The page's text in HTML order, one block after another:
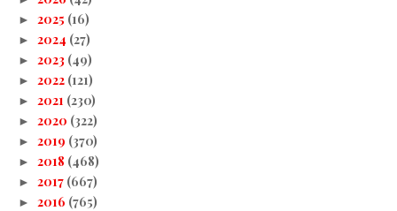
► 2025 (16)
► 2024 (27)
► 2023 (49)
► 2022 (121)
► 2021 (230)
► 2020 (322)
► 2019 (370)
► 2018 (468)
► 2017 (667)
► 2016 (765)